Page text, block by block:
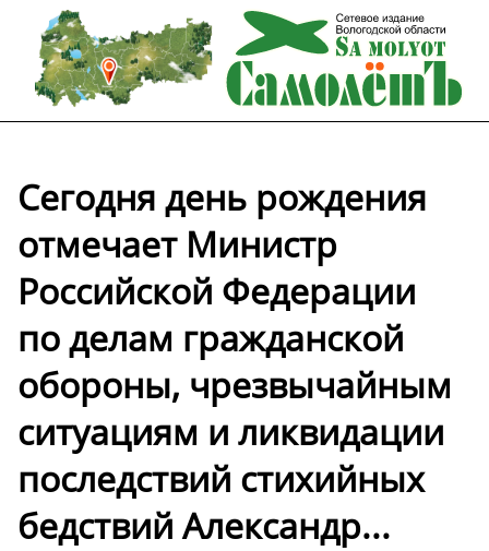
Сегодня день рождения
отмечает Министр
Российской Федерации
по делам гражданской
обороны, чрезвычайным
ситуациям и ликвидации
последствий стихийных
бедствий Александр...